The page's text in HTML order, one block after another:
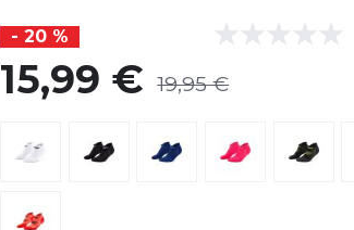
- 20 %
15,99 € 19,95 €